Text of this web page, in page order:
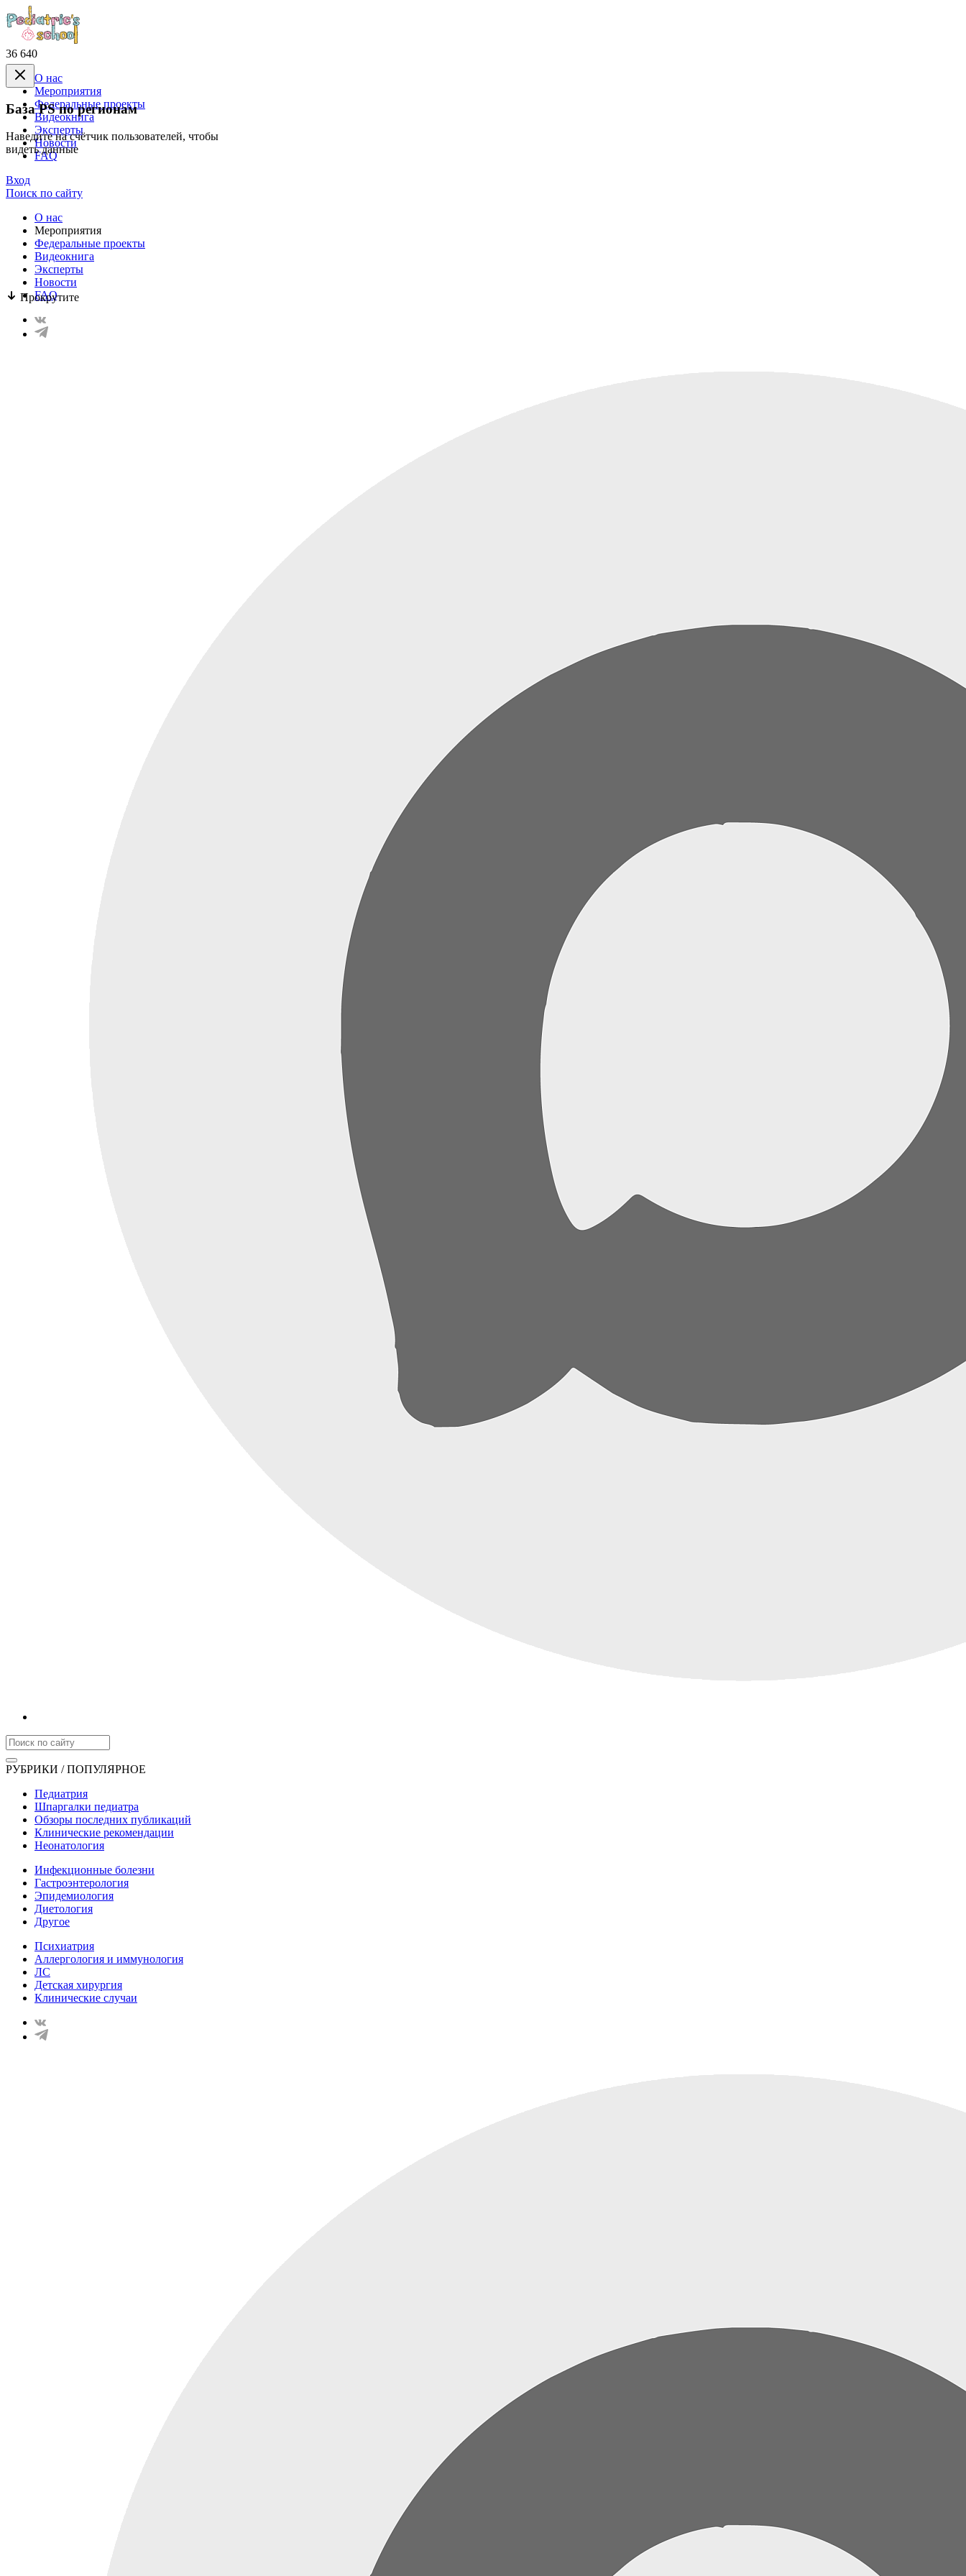
36 640
База PS по регионам
Наведите на счётчик пользователей, чтобы
видеть данные
Прокрутите
О нас
Mероприятия
Федеральные проекты
Видеокнига
Эксперты
Новости
FAQ
Вход
Поиск по сайту
О нас
Mероприятия
Федеральные проекты
Видеокнига
Эксперты
Новости
FAQ
РУБРИКИ / ПОПУЛЯРНОЕ
Педиатрия
Шпаргалки педиатра
Обзоры последних публикаций
Клинические рекомендации
Неонатология
Инфекционные болезни
Гастроэнтерология
Эпидемиология
Диетология
Другое
Психиатрия
Аллергология и иммунология
ЛС
Детская хирургия
Клинические случаи